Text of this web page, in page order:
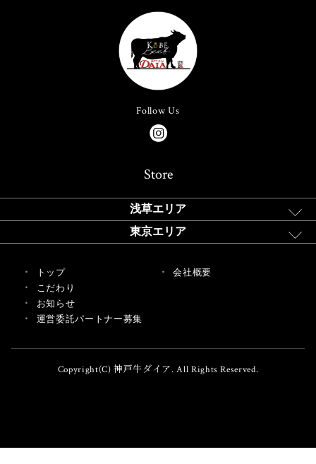
Follow Us
Store
浅草エリア
東京エリア
トップ
こだわり
お知らせ
運営委託パートナー募集
会社概要
Copyright(C) 神戸牛ダイア. All Rights Reserved.